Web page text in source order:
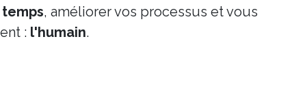
, améliorer vos processus et vous
: l'humain.